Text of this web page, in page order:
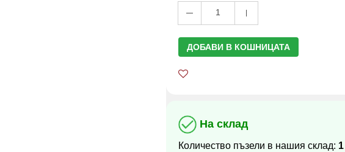
1
ДОБАВИ В КОШНИЦАТА
На склад
Количество пъзели в нашия склад: 1